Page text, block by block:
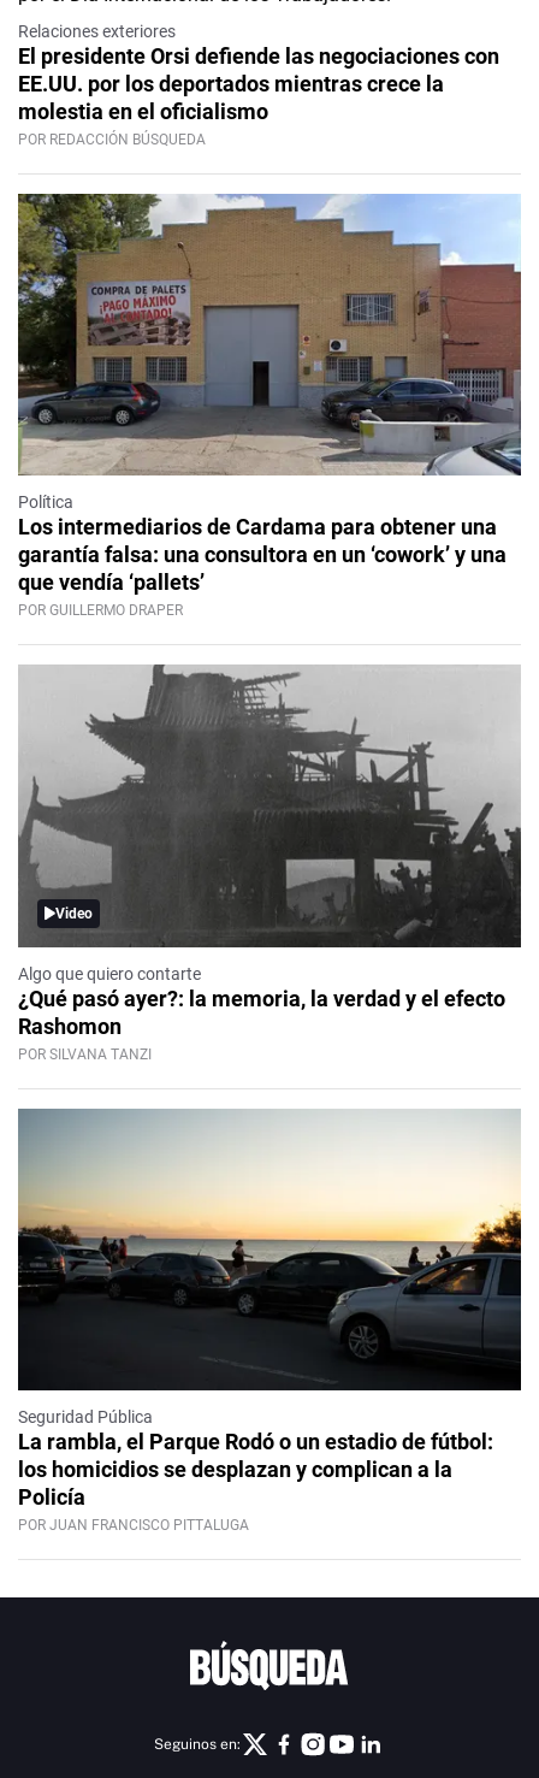
Relaciones exteriores
El presidente Orsi defiende las negociaciones con
EE.UU. por los deportados mientras crece la
molestia en el oficialismo
POR REDACCIÓN BÚSQUEDA
Política
Los intermediarios de Cardama para obtener una
garantía falsa: una consultora en un ‘cowork’ y una
que vendía ‘pallets’
POR GUILLERMO DRAPER
Video
Algo que quiero contarte
¿Qué pasó ayer?: la memoria, la verdad y el efecto
Rashomon
POR SILVANA TANZI
Seguridad Pública
La rambla, el Parque Rodó o un estadio de fútbol:
los homicidios se desplazan y complican a la
Policía
POR JUAN FRANCISCO PITTALUGA
Seguinos en: